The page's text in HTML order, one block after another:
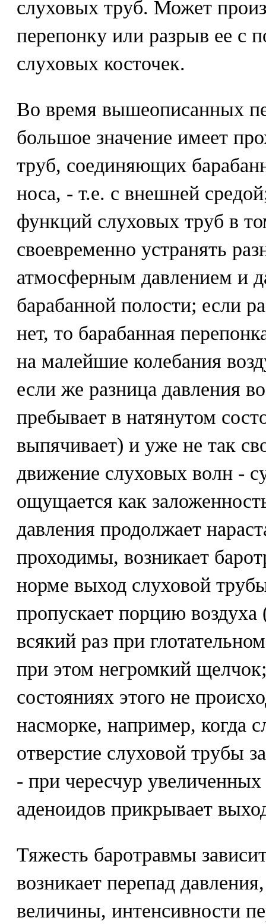
слуховых труб. Может
перепонку или разрыв ее с
слуховых косточек.
Во время вышеописанных
большое значение имеет
труб, соединяющих
носа, - т.е. с внешней
функций слуховых труб в
своевременно устранять
атмосферным давлением и
барабанной полости; если
нет, то барабанная
на малейшие колебания
если же разница давления
пребывает в натянутом
выпячивает) и уже не так
движение слуховых волн -
ощущается как
давления продолжает
проходимы, возникает
норме выход слуховой
пропускает порцию
всякий раз при
при этом негромкий
состояниях этого не
насморке, например, когда
отверстие слуховой трубы
- при чересчур увеличенных
аденоидов прикрывает
Тяжесть баротравмы
возникает перепад
величины, интенсивности